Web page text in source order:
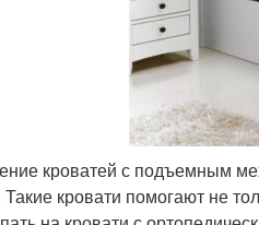
кроватей с подъемным
Такие кровати помогают не